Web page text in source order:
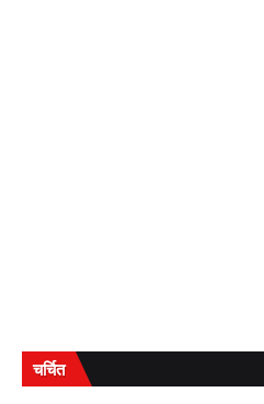
चर्चित